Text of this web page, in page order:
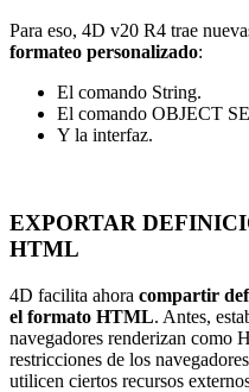
Para eso, 4D v20 R4 trae
formateo personalizado:
El comando String.
El comando OBJECT
Y la interfaz.
EXPORTAR
HTML
4D facilita ahora compartir
el formato HTML. Antes,
navegadores renderizan como
restricciones de los
utilicen ciertos recursos